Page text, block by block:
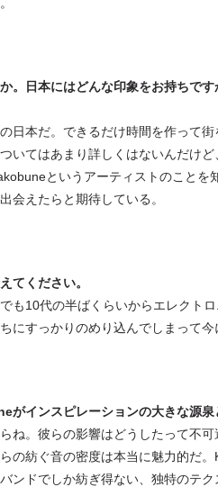
。日本にはどんな印象をお持ちで
日本だ。できるだけ時間を作って
いてはあまり詳しくはないんだけ
というアーティストのこと
会えたらと期待している。
てください。
も10代の半ばくらいからエレクト
にすっかりのめり込んでしまって今
インスピレーションの大きな源泉
ね。彼らの影響はどうしたって不
の紡ぐ音の密度は本当に魅力的だ
ンドでしか紡ぎ得ない、独特のテ